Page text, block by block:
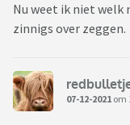
Nu weet ik niet welk
zinnigs over zeggen.
07-12-2021 om